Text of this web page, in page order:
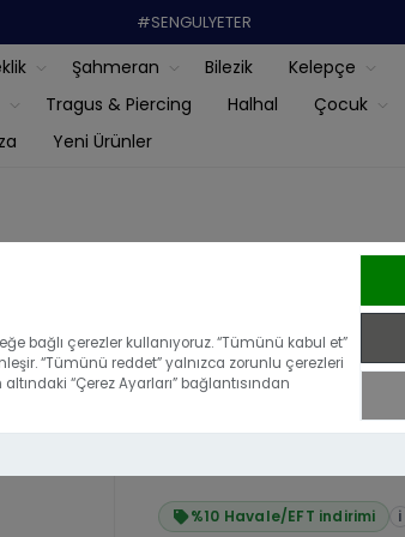
bağlı çerezler kullanıyoruz. “Tümünü kabul et”
“Tümünü reddet” yalnızca zorunlu çerezleri
“Çerez Ayarları” bağlantısından
#SENGULYETER
Şahmeran Bilezik
Kelepçe
Tragus & Piercing Halhal
Çocuk
Yeni Ürünler
14 Ayar
| Bu ürünü ilk
%10 Havale/EFT indirimi i